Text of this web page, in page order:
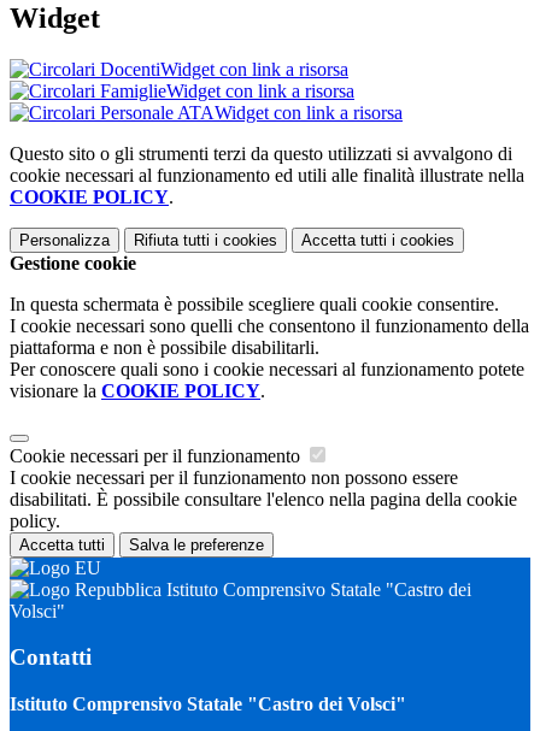
Widget
Widget con link a risorsa
Widget con link a risorsa
Widget con link a risorsa
Questo sito o gli strumenti terzi da questo utilizzati si avvalgono di
cookie necessari al funzionamento ed utili alle finalità illustrate nella
COOKIE POLICY.
Personalizza Rifiuta tutti i cookies Accetta tutti i cookies
Gestione cookie
In questa schermata è possibile scegliere quali cookie consentire.
I cookie necessari sono quelli che consentono il funzionamento della
piattaforma e non è possibile disabilitarli.
Per conoscere quali sono i cookie necessari al funzionamento potete
visionare la COOKIE POLICY.
Cookie necessari per il funzionamento
I cookie necessari per il funzionamento non possono essere
disabilitati. È possibile consultare l'elenco nella pagina della cookie
policy.
Accetta tutti Salva le preferenze
Istituto Comprensivo Statale "Castro dei
Volsci"
Contatti
Istituto Comprensivo Statale "Castro dei Volsci"